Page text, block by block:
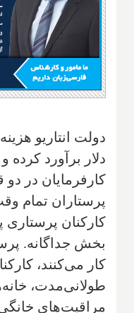
دلار برآورد
کارفرمایان در
پرستاران تمام
کارکنان
بخش جداگانه.
کار می‌کنند،
طولانی‌مدت،
مراقبت‌های